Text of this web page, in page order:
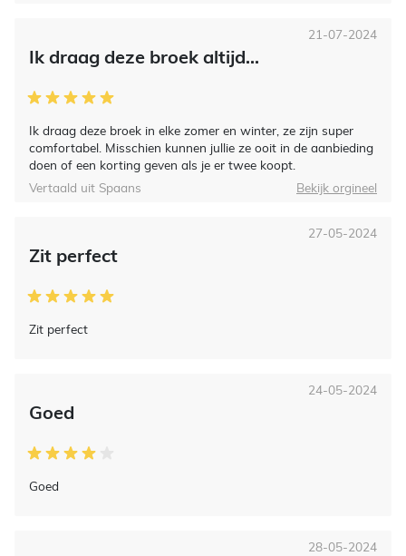
Ik draag deze broek altijd...
Ik draag deze broek in elke zomer en winter, ze zijn super
comfortabel. Misschien kunnen jullie ze ooit in de aanbieding
doen of een korting geven als je er twee koopt.
21-07-2024
Vertaald uit Spaans Bekijk orgineel
Zit perfect
Zit perfect
27-05-2024
Goed
Goed
24-05-2024
28-05-2024